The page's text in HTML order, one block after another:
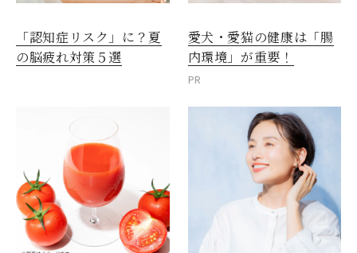
「認知症リスク」に？夏
の脳疲れ対策５選
愛犬・愛猫の健康は「腸
内環境」が重要！
PR